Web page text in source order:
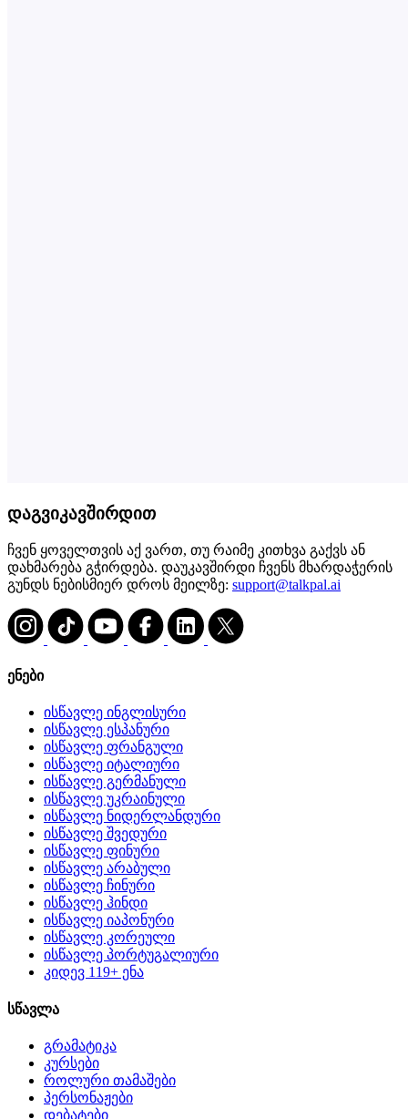
დაგვიკავშირდით
ჩვენ ყოველთვის აქ ვართ, თუ რაიმე კითხვა გაქვს ან
დახმარება გჭირდება. დაუკავშირდი ჩვენს მხარდაჭერის
გუნდს ნებისმიერ დროს მეილზე: support@talkpal.ai
ენები
ისწავლე ინგლისური
ისწავლე ესპანური
ისწავლე ფრანგული
ისწავლე იტალიური
ისწავლე გერმანული
ისწავლე უკრაინული
ისწავლე ნიდერლანდური
ისწავლე შვედური
ისწავლე ფინური
ისწავლე არაბული
ისწავლე ჩინური
ისწავლე ჰინდი
ისწავლე იაპონური
ისწავლე კორეული
ისწავლე პორტუგალიური
კიდევ 119+ ენა
სწავლა
გრამატიკა
კურსები
როლური თამაშები
პერსონაჟები
დებატები